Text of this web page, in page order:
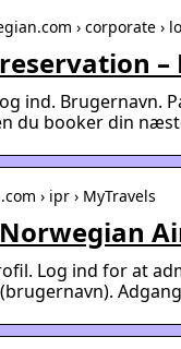
› corporate ›
ind. Brugernavn.
du booker din
› ipr › MyTravels
Log ind for at